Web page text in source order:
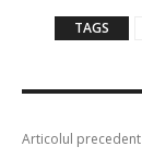
TAGS
Articolul precedent